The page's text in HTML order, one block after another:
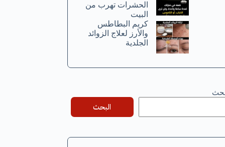
الحشرات تهرب من
البيت
كريم البطاطس
والأرز لعلاج الزوائد
الجلدية
البحث